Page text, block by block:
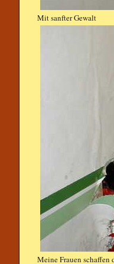
Mit sanfter Gewalt
Meine Frauen schaffen